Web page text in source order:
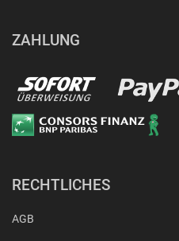
ZAHLUNG
RECHTLICHES
AGB